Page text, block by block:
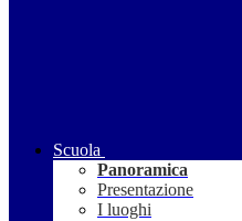
Scuola
Panoramica
Presentazione
I luoghi